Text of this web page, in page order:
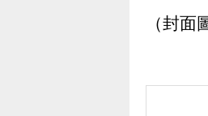
（封面